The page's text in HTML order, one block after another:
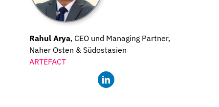
Rahul Arya, CEO und Managing Partner,
Naher Osten & Südostasien
ARTEFACT